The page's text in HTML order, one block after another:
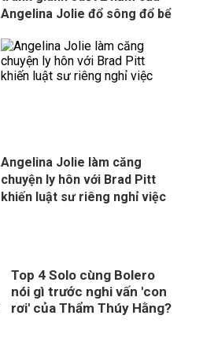
Angelina Jolie đổ sông đổ bể
Angelina Jolie làm căng
chuyện ly hôn với Brad Pitt
khiến luật sư riêng nghỉ việc
Top 4 Solo cùng Bolero
nói gì trước nghi vấn 'con
rơi' của Thẩm Thúy Hằng?